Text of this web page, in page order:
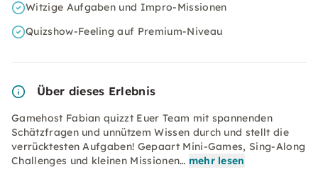
Witzige Aufgaben und Impro-Missionen
Quizshow-Feeling auf Premium-Niveau
Über dieses Erlebnis
Gamehost Fabian quizzt Euer Team mit spannenden
Schätzfragen und unnützem Wissen durch und stellt die
verrücktesten Aufgaben! Gepaart Mini-Games, Sing-Along
Challenges und kleinen Missionen… mehr lesen